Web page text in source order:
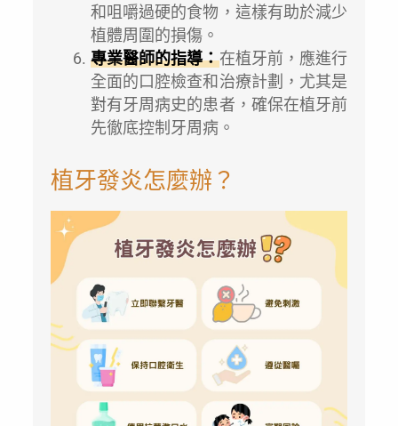
和咀嚼過硬的食物，這樣有助於減少
植體周圍的損傷。
專業醫師的指導：在植牙前，應進行
全面的口腔檢查和治療計劃，尤其是
對有牙周病史的患者，確保在植牙前
先徹底控制牙周病。
植牙發炎怎麼辦？